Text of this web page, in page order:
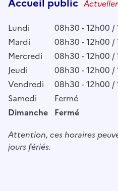
Lundi
08h30 - 12h00 /
Mardi
08h30 - 12h00 /
Mercredi
08h30 - 12h00 /
Jeudi
08h30 - 12h00 /
Vendredi
08h30 - 12h00 /
Samedi
Fermé
Dimanche Fermé
Attention, ces horaires
jours fériés.